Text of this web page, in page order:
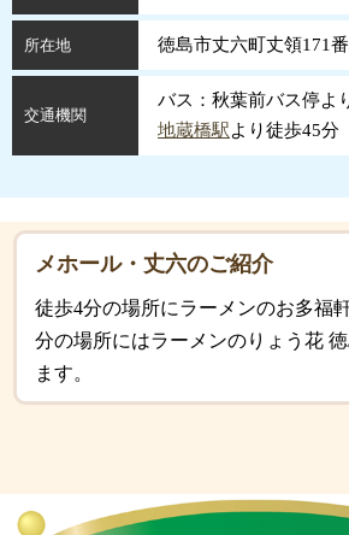
所在地 徳島市丈六町丈領171
交通機関
バス：秋葉前バス停
地蔵橋駅より徒歩45分
メホール・丈六のご紹介
徒歩4分の場所にラーメンのお多福
分の場所にはラーメンのりょう花
ます。